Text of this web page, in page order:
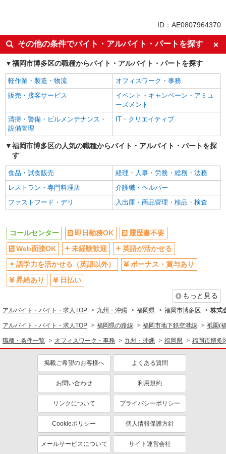
ボーナス・賞与あり
日払い
服装自由
車通勤OK
交通費支給
社会保険あり
社員登用あり
ID：AE0807964370
その他の条件でバイト・アルバイト・パートを探す
福岡市博多区の職種からバイト・アルバイト・パートを探す
軽作業・製造・物流
オフィスワーク・事務
販売・接客サービス
イベント・キャンペーン・アミュ
ーズメント
清掃・警備・ビルメンテナンス・
設備管理
IT・クリエイティブ
福岡市博多区の人気の職種からバイト・アルバイト・パートを探
す
食品・試食販売
経理・人事・労務・総務・法務
レストラン・専門料理店
介護職・ヘルパー
ファストフード・デリ
入出庫・商品管理・検品・検査
コールセンター 即日勤務OK
履歴書不要
Web面接OK
未経験歓迎
英語が活かせる
語学力を活かせる（英語以外）
ボーナス・賞与あり
昇給あり
日払い
もっと見る
アルバイト・バイト・求人TOP 九州・沖縄 福岡県 福岡市博多区 株式
アルバイト・バイト・求人TOP 福岡県の路線 福岡市地下鉄空港線 祇園(
職種・条件一覧 オフィスワーク・事務 九州・沖縄 福岡県 福岡市博多
掲載ご希望のお客様へ よくある質問
お問い合わせ 利用規約
リンクについて プライバシーポリシー
Cookieポリシー 個人情報保護方針
メールサービスについて サイト運営会社